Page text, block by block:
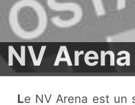
NV Arena
Le NV Arena est un stade de football situé à Sankt